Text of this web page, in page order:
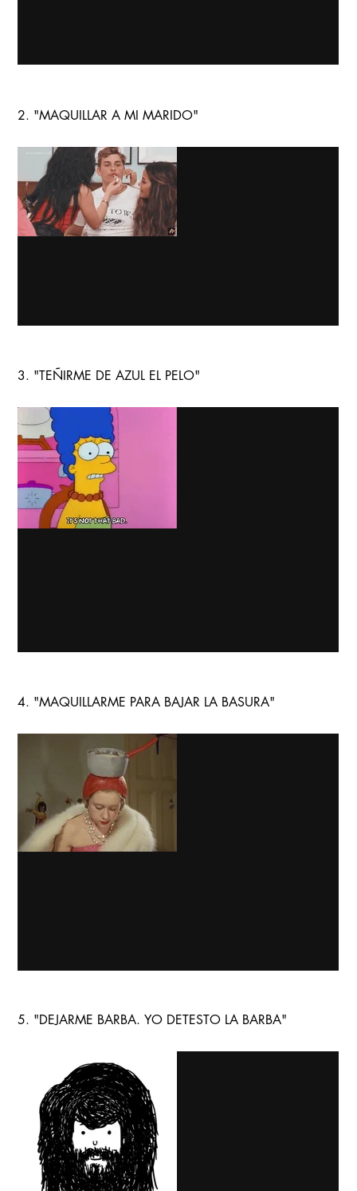
2. "MAQUILLAR A MI MARIDO"
3. "TEÑIRME DE AZUL EL PELO"
4. "MAQUILLARME PARA BAJAR LA BASURA"
5. "DEJARME BARBA. YO DETESTO LA BARBA"